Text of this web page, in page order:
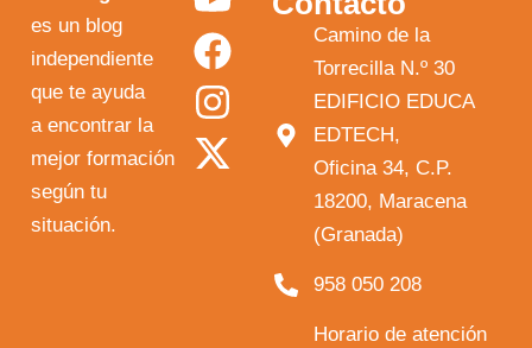
es un blog
independiente
que te ayuda
a encontrar la
mejor formación
según tu
situación.
o
u
t
u
a
c
e
b
n
s
t
a
-
t
w
i
Camino de la
Torrecilla N.º 30
EDIFICIO EDUCA
EDTECH,
Oficina 34, C.P.
18200, Maracena
(Granada)
958 050 208
Horario de atención